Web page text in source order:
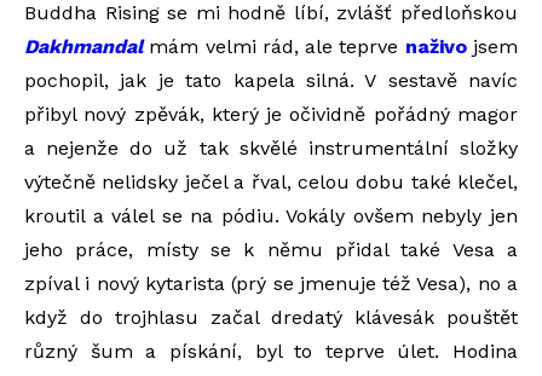
Buddha Rising se mi hodně líbí, zvlášť předloňskou
Dakhmandalmám velmi rád, ale teprve naživojsem
pochopil, jak je tato kapela silná. V sestavě navíc
přibyl nový zpěvák, který je očividně pořádný magor
a nejenže do už tak skvělé instrumentální složky
výtečně nelidsky ječel a řval, celou dobu také klečel,
kroutil a válel se na pódiu. Vokály ovšem nebyly jen
jeho práce, místy se k němu přidal také Vesa a
zpíval i nový kytarista (prý se jmenuje též Vesa), no a
když do trojhlasu začal dredatý klávesák pouštět
různý šum a pískání, byl to teprve úlet. Hodina